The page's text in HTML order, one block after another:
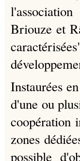
Briouze et
Instaurées
d'une ou
coopération
zones
possible